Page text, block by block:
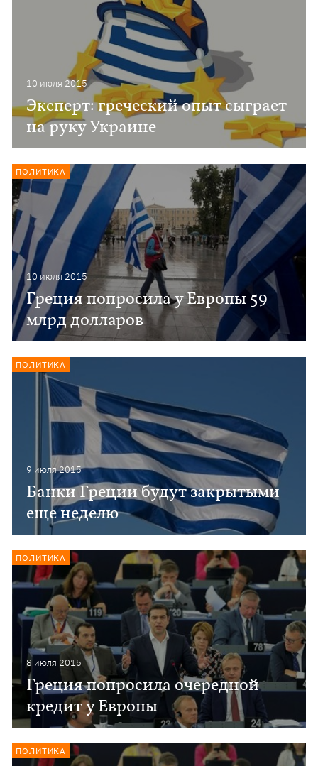
10 июля 2015
Эксперт: греческий опыт сыграет
на руку Украине
10 июля 2015
Греция попросила у Европы 59
млрд долларов
ПОЛИТИКА
9 июля 2015
Банки Греции будут закрытыми
еще неделю
ПОЛИТИКА
8 июля 2015
Греция попросила очередной
кредит у Европы
ПОЛИТИКА
ПОЛИТИКА